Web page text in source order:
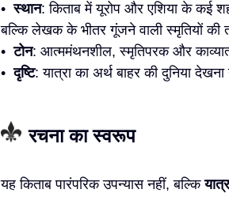
•स्थान: किताब में यूरोप और एशिया के कई
बल्कि लेखक के भीतर गूंजने वाली स्मृतियों की
•टोन: आत्ममंथनशील, स्मृतिपरक और
•दृष्टि: यात्रा का अर्थ बाहर की दुनिया
रचना का स्वरूप
यह किताब पारंपरिक उपन्यास नहीं, बल्कि